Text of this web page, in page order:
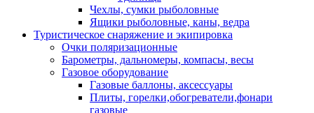
Чехлы, сумки рыболовные
Ящики рыболовные, каны, ведра
Туристическое снаряжение и экипировка
Очки поляризационные
Барометры, дальномеры, компасы, весы
Газовое оборудование
Газовые баллоны, аксессуары
Плиты, горелки,обогреватели,фонари
газовые